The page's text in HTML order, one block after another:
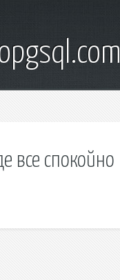
все спокойно